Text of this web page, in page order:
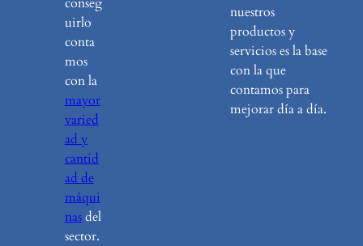
uirlo
conta
mos
con la
mayor
varied
ad y
cantid
ad de
máqui
nasdel
sector.
nuestros
productos y
servicios es la base
con la que
contamos para
mejorar día a día.